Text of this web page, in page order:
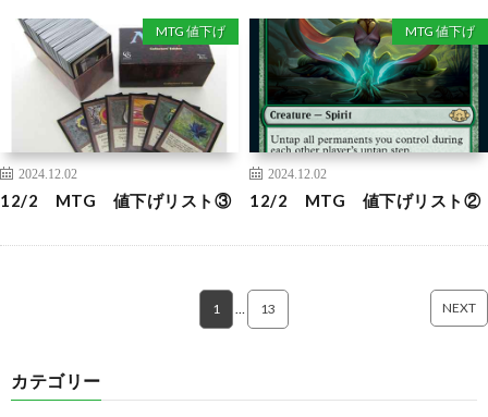
MTG 値下げ
2024.12.02
12/2 MTG 値下げリスト③
MTG 値下げ
2024.12.02
12/2 MTG 値下げリスト②
1 13 NEXT
カテゴリー